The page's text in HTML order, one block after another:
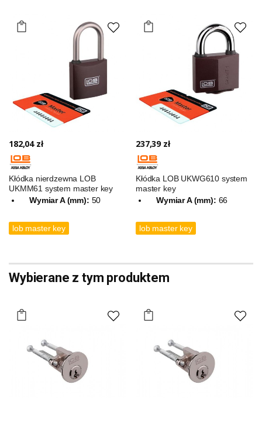
182,04 zł
Kłódka nierdzewna LOB
UKMM61 system master key
Wymiar A (mm): 50
lob master key
237,39 zł
Kłódka LOB UKWG610 system
master key
Wymiar A (mm): 66
lob master key
Wybierane z tym produktem